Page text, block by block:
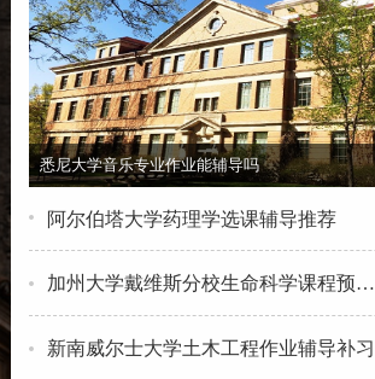
悉尼大学音乐专业作业能辅导吗
阿尔伯塔大学药理学选课辅导推荐
加州大学戴维斯分校生命科学课程预习辅导
新南威尔士大学土木工程作业辅导补习